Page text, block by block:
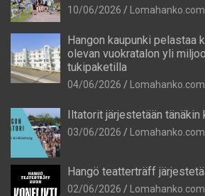
10/06/2026
Hangon kaupunki pelastaa
olevan vuokratalon yli
tukipaketilla
04/06/2026
Iltatorit järjestetään tänäkin
03/06/2026
Hangö teatterträff
02/06/2026